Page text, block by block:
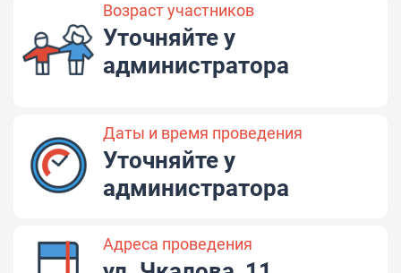
Возраст участников
Уточняйте у
администратора
Даты и время проведения
Уточняйте у
администратора
Адреса проведения